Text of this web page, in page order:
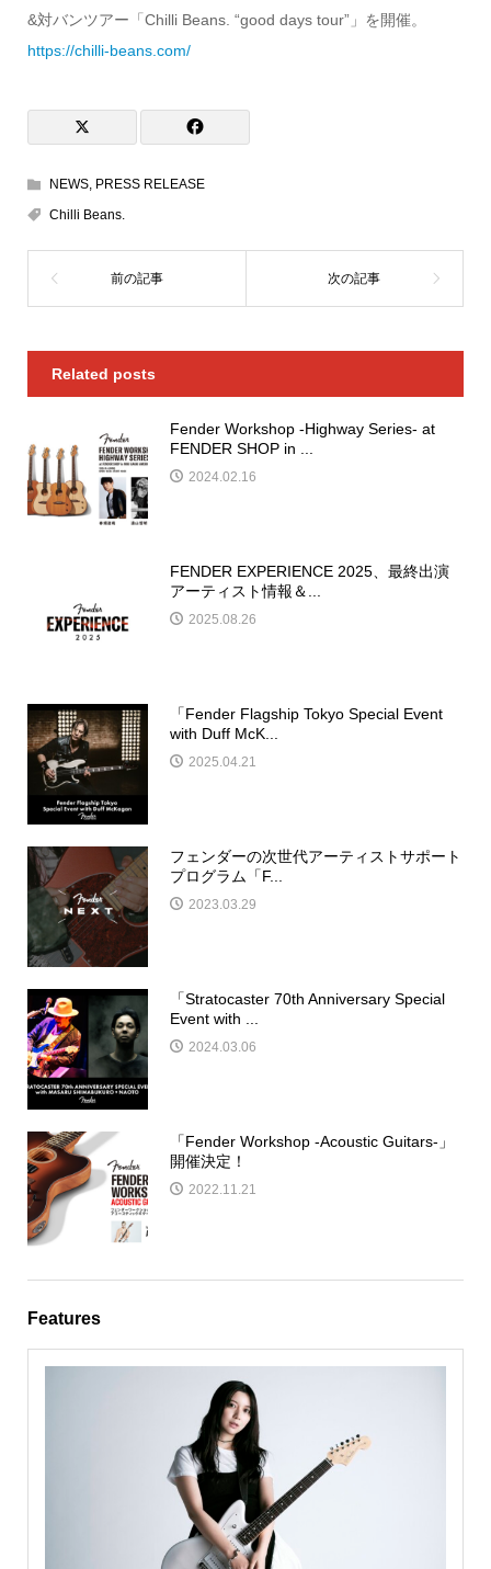
&対バンツアー「Chilli Beans. “good days tour”」を開催。
https://chilli-beans.com/
NEWS, PRESS RELEASE
Chilli Beans.
Related posts
Fender Workshop -Highway Series- at
FENDER SHOP in ...
2024.02.16
FENDER EXPERIENCE 2025、最終出演
アーティスト情報＆...
2025.08.26
「Fender Flagship Tokyo Special Event
with Duff McK...
2025.04.21
フェンダーの次世代アーティストサポート
プログラム「F...
2023.03.29
「Stratocaster 70th Anniversary Special
Event with ...
2024.03.06
「Fender Workshop -Acoustic Guitars-」
開催決定！
2022.11.21
Features